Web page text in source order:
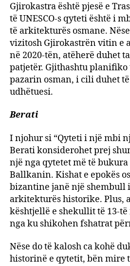
Gjirokastra është pjesë e
të UNESCO-s qyteti është i
të arkitekturës osmane.
vizitosh Gjirokastrën vitin e
në 2020-tën, atëherë duhet
patjetër. Gjithashtu planifiko
pazarin osman, i cili duhet
udhëtuesi.
Berati
I njohur si “Qyteti i një mbi
Berati konsiderohet prej
një nga qytetet më të
Ballkanin. Kishat e epokës
bizantine janë një shembull
arkitekturës historike. Plus,
kështjellë e shekullit të 13-të
nga ku shikohen fshatrat
Nëse do të kalosh ca kohë
historinë e qytetit, bën mire